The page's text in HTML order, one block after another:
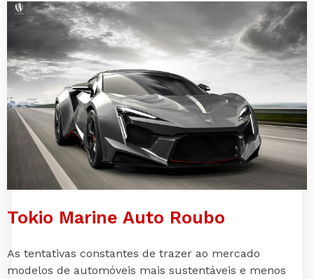
Tokio Marine Auto Roubo
As tentativas constantes de trazer ao mercado
modelos de automóveis mais sustentáveis e menos